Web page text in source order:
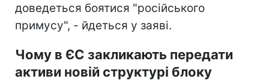
доведеться боятися "російського
примусу", - йдеться у заяві.
Чому в ЄС закликають передати
активи новій структурі блоку